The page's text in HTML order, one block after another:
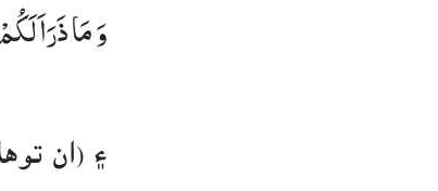
وَ مَا ذَرَاَ
۽ (ان